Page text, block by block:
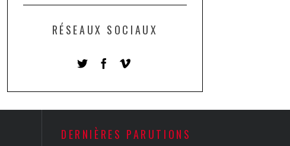
RÉSEAUX SOCIAUX
DERNIÈRES PARUTIONS